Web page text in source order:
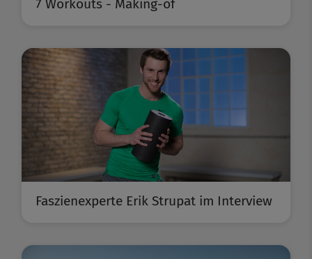
7 Workouts - Making-of
Faszienexperte Erik Strupat im Interview